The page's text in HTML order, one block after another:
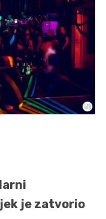
je zatvorio